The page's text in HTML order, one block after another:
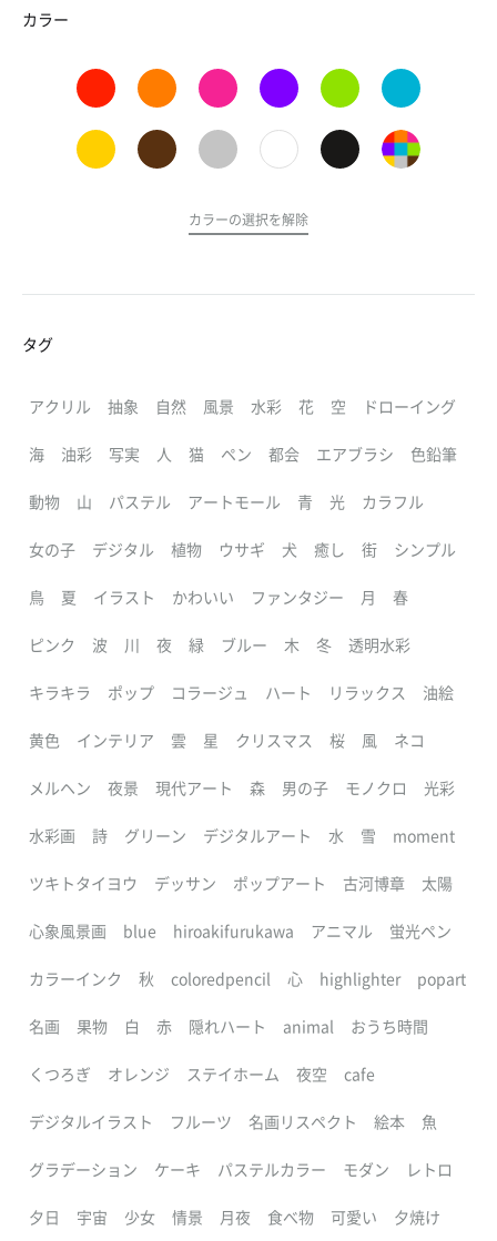
カラー
カラーの選択を解除
タグ
アクリル 抽象 自然 風景 水彩 花 空 ドローイング
海 油彩 写実 人 猫 ペン 都会 エアブラシ 色鉛筆
動物 山 パステル アートモール 青 光 カラフル
女の子 デジタル 植物 ウサギ 犬 癒し 街 シンプル
鳥 夏 イラスト かわいい ファンタジー 月 春
ピンク 波 川 夜 緑 ブルー 木 冬 透明水彩
キラキラ ポップ コラージュ ハート リラックス 油絵
黄色 インテリア 雲 星 クリスマス 桜 風 ネコ
メルヘン 夜景 現代アート 森 男の子 モノクロ 光彩
水彩画 詩 グリーン デジタルアート 水 雪 moment
ツキトタイヨウ デッサン ポップアート 古河博章 太陽
心象風景画 blue hiroakifurukawa アニマル 蛍光ペン
カラーインク 秋 coloredpencil 心 highlighter popart
名画 果物 白 赤 隠れハート animal おうち時間
くつろぎ オレンジ ステイホーム 夜空 cafe
デジタルイラスト フルーツ 名画リスペクト 絵本 魚
グラデーション ケーキ パステルカラー モダン レトロ
夕日 宇宙 少女 情景 月夜 食べ物 可愛い 夕焼け